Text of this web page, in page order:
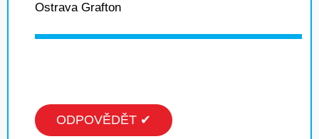
Ostrava Grafton
ODPOVĚDĚT ✔